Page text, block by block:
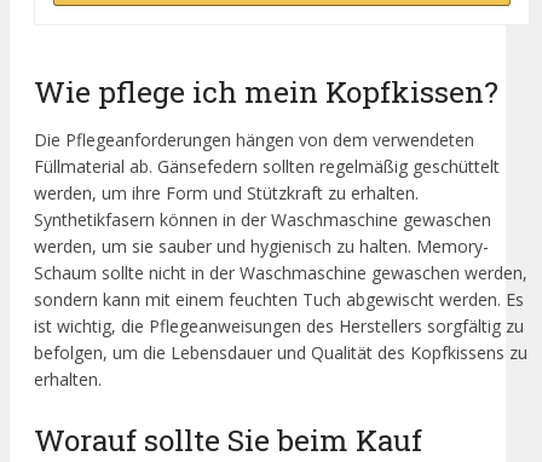
Wie pflege ich mein Kopfkissen?
Die Pflegeanforderungen hängen von dem verwendeten
Füllmaterial ab. Gänsefedern sollten regelmäßig geschüttelt
werden, um ihre Form und Stützkraft zu erhalten.
Synthetikfasern können in der Waschmaschine gewaschen
werden, um sie sauber und hygienisch zu halten. Memory-
Schaum sollte nicht in der Waschmaschine gewaschen werden,
sondern kann mit einem feuchten Tuch abgewischt werden. Es
ist wichtig, die Pflegeanweisungen des Herstellers sorgfältig zu
befolgen, um die Lebensdauer und Qualität des Kopfkissens zu
erhalten.
Worauf sollte Sie beim Kauf